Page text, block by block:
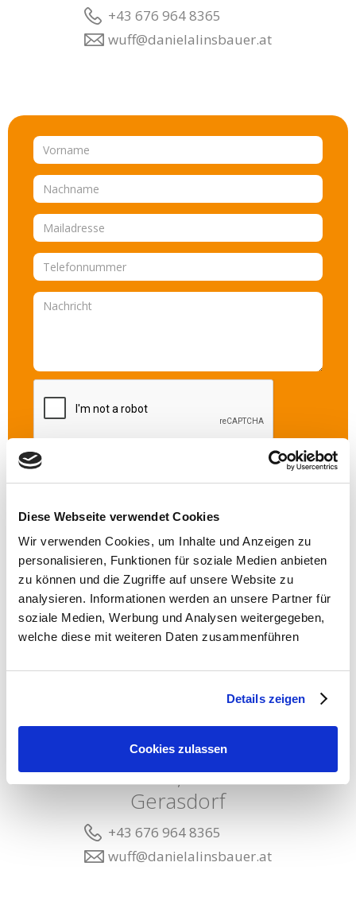
Diese Webseite verwendet Cookies
Wir verwenden Cookies, um Inhalte und Anzeigen zu
personalisieren, Funktionen für soziale Medien anbieten
zu können und die Zugriffe auf unsere Website zu
analysieren. Informationen werden an unsere Partner für
soziale Medien, Werbung und Analysen weitergegeben,
welche diese mit weiteren Daten zusammenführen
Details zeigen
Cookies zulassen
+43 676 964 8365
wuff@danielalinsbauer.at
Tierschutzqualifizierte Hundetrainerin Dipl.
Ernährungsberaterin Verhaltensberaterin
Umgebung, 1220
Wien
Alexander-Hirschl-
Gasse, 2201
Gerasdorf
+43 676 964 8365
wuff@danielalinsbauer.at